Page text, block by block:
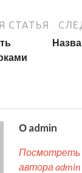
СТАТЬЯ
О admin
Посмотреть
автора